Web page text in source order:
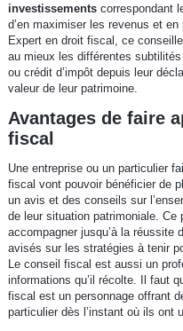
investissements correspondant
d’en maximiser les revenus et
Expert en droit fiscal, ce
au mieux les différentes
ou crédit d’impôt depuis leur
valeur de leur patrimoine.
Avantages de faire
fiscal
Une entreprise ou un particulier
fiscal vont pouvoir bénéficier de
un avis et des conseils sur
de leur situation patrimoniale. Ce
accompagner jusqu’à la
avisés sur les stratégies à tenir
Le conseil fiscal est aussi un
informations qu’il récolte. Il faut
fiscal est un personnage offrant
particulier dès l’instant où ils ont